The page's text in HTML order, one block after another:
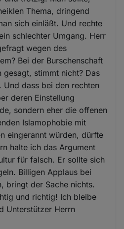
Thema, dringend
sich einläßt. Und rechte
schlechter Umgang. Herr
wegen des
Bei der Burschenschaft
gesagt, stimmt nicht? Das
dass bei den rechten
deren Einstellung
sondern eher die offenen
Islamophobie mit
eingerannt würden, dürfte
halte ich das Argument
für falsch. Er sollte sich
Billigen Applaus bei
bringt der Sache nichts.
und richtig! Ich bleibe
Unterstützer Herrn